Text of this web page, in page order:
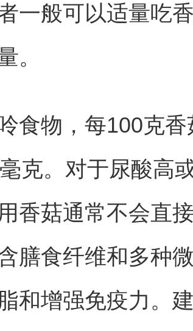
一般可以适量吃
。
食物，每100克香
克。对于尿酸高
香菇通常不会直
膳食纤维和多种
和增强免疫力。